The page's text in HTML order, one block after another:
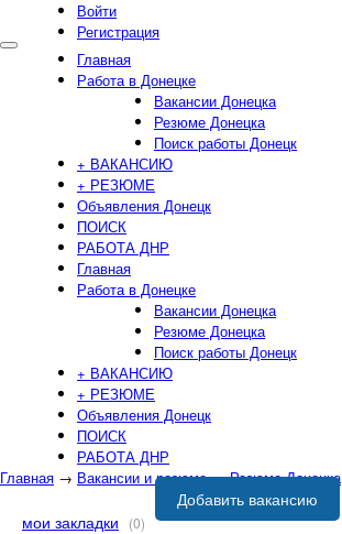
Войти
Регистрация
Главная
Работа в Донецке
Вакансии Донецка
Резюме Донецка
Поиск работы Донецк
+ ВАКАНСИЮ
+ РЕЗЮМЕ
Объявления Донецк
ПОИСК
РАБОТА ДНР
Главная
Работа в Донецке
Вакансии Донецка
Резюме Донецка
Поиск работы Донецк
+ ВАКАНСИЮ
+ РЕЗЮМЕ
Объявления Донецк
ПОИСК
РАБОТА ДНР
Главная → Вакансии и резюме→Резюме Донецка
Добавить вакансию
мои закладки
(0)